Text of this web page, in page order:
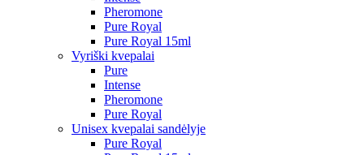
Pheromone
Pure Royal
Pure Royal 15ml
Vyriški kvepalai
Pure
Intense
Pheromone
Pure Royal
Unisex kvepalai sandėlyje
Pure Royal